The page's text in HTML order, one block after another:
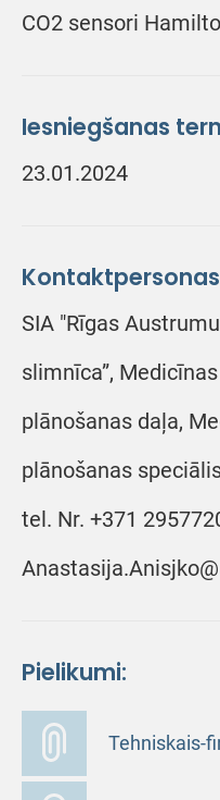
CO2 sensori
Iesniegšanas
23.01.2024
SIA "Rīgas
slimnīca”,
plānošanas daļa,
plānošanas
tel. Nr. +371
Pielikumi:
Tehniskais-